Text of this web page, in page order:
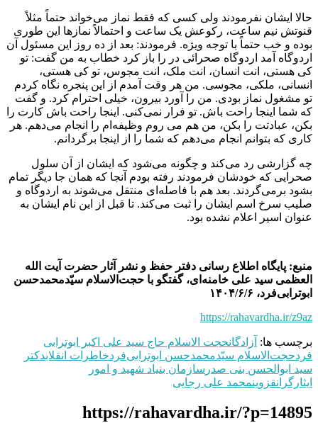
حالا ایشان نفرمودند ولی کسی که فقط نماز می‌خواند حتماً مثلاً‌
قنوتش نیم ساعت،‌ رکوعش یک ساعت و احتمالاً‌ نمازها این طوری
بوده و خب حتماً با توجه ویژه‌. فرمودند: بعد از ده روز این مسئول آن
اردوگاه آمد اردوگاه صحرائی در را باز کرد خطاب به من گفت: تو
کی هستی، انت انسان،‌ انت ملک، انت مجوس، تو کی هستی،
انسانی، ملکی، مجوسی. من هر وقت آمدم از این پنجره نگاه کردم
تو مشغول نماز بودی. من را آورد بیرون، خیلی احترام کرد. و گفت
که شما اینجا راحت باش. تو فرار نمی‌کنی. اینجا راحت باش کارت را
بکن، عبادتت را بکن، من هم می روم وظیفه‌ام را انجام می‌دهم. هر
کاری که بتوانم انجام می‌دهم که شما را از اینجا برگردانم.
چه گزارشی رد می‌کند و چگونه می‌شود که ایشان از آن سلول
صحرایی که خودشان فرمودند رفته بودم آنجا که همان جا دیگر تمام
بشود برمی‌گردند. بعد هم با فاصله‌ای منتقل می‌شوند به اردوگاه و
صلیب سرخ اسم ایشان را ثبت می‌کند. تا قبل از این نام ایشان به
عنوان اسیر اعلام نشده بود.
منبع: پایگاه اطلاع رسانی دفتر حفظ و نشر آثار حضرت آیت الله
العظمی سید علی خامنه‌ای، گفتگو با حجت‌الاسلام سیّدمحمدحسن
ابوترابی‌فرد، ۱۴۰۴/۶/۶
https://rahavardha.ir/z9az
برچسب ها: آزادگانحجت الاسلام حاج سید علی اکبر ابوترابی
فردحجت‌الاسلام سیّدمحمدحسن ابوترابی‌فردخاطرات انقلابدکتر
سید ابوالحسن بنی صدر سازمان بنیاد شهید و امور
ایثارگرانقزوینمحمد علی رجایی
https://rahavardha.ir/?p=14895